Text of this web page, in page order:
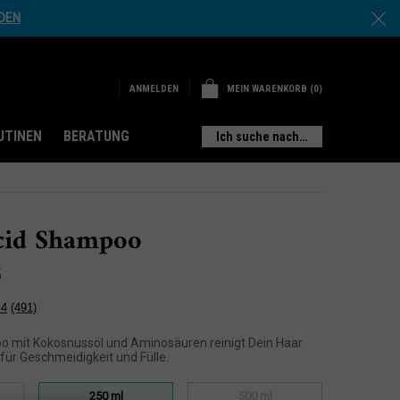
ANMELDEN MEIN WARENKORB 0
0 PRODUKT
BERATUNG Ich suche nach…
Shampoo
491
lesen.
Link
derselben
(491)
mit Kokosnussöl und Aminosäuren reinigt Dein Haar
Geschmeidigkeit und Fülle.
250 ml